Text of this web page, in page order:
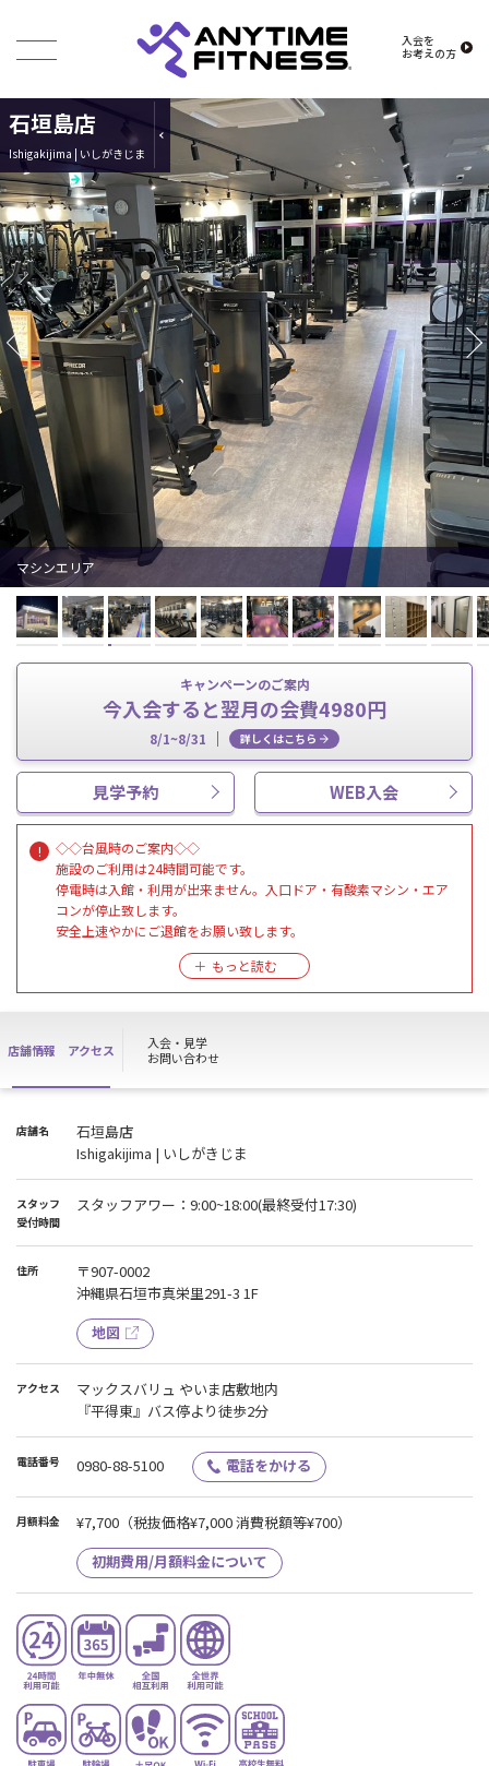
入会を
お考えの方
石垣島店
Ishigakijima | いしがきじま
マシンエリア
キャンペーンのご案内
今入会すると翌月の会費4980円
8/1~8/31 詳しくはこちら
見学予約 WEB入会
◇◇台風時のご案内◇◇
施設のご利用は24時間可能です。
停電時は入館・利用が出来ません。入口ドア・有酸素マシン・エア
コンが停止致します。
安全上速やかにご退館をお願い致します。
◇暴風警報が発令された場合◇
ノースタッフとなります。各種お手続き・ハイスクールパスのご利
用は出来ません。
■8月スタッフアワーのお知らせ■
【終日ノースタッフ】
【17時以降ノースタッフ(最終受付16:30)】
8/7(金)・8/12(水)・8/25(火)・8/26(水)・8/27(木)・8/28(金)・
8/31(月)
上記お日にち以外にも急遽ノースタッフになる場合もございますの
でSNS等をご確認ください。
※メンバーの方は通常通り24時間施設をご利用いただけます。
※ノースタッフの時間帯は入会・休会・退会・見学等の各種お手続
き、
ハイスクールパスのご利用が出来ません。
ご迷惑お掛けしますが、予めご了承頂きますようお願い申し上げま
す。
※ノースタッフ期間中も清掃は行っております。
店舗情報 アクセス
入会・見学
お問い合わせ
店舗名
石垣島店
Ishigakijima | いしがきじま
スタッフ
受付時間
スタッフアワー：9:00~18:00(最終受付17:30)
住所
〒907-0002
沖縄県石垣市真栄里291-3 1F
地図
アクセス
マックスバリュ やいま店敷地内
『平得東』バス停より徒歩2分
電話番号 0980-88-5100 電話をかける
月額料金 ¥7,700 （税抜価格¥7,000 消費税額等¥700）
初期費用/月額料金について